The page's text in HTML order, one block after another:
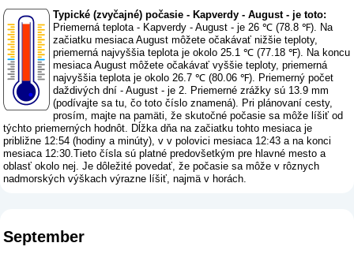
Typické (zvyčajné) počasie - Kapverdy - August - je toto:
Priemerná teplota - Kapverdy - August - je 26 ℃ (78.8 ℉). Na
začiatku mesiaca August môžete očakávať nižšie teploty,
priemerná najvyššia teplota je okolo 25.1 ℃ (77.18 ℉). Na koncu
mesiaca August môžete očakávať vyššie teploty, priemerná
najvyššia teplota je okolo 26.7 ℃ (80.06 ℉). Priemerný počet
daždivých dní - August - je 2. Priemerné zrážky sú 13.9 mm
(podívajte sa tu, čo toto číslo znamená). Pri plánovaní cesty,
prosím, majte na pamäti, že skutočné počasie sa môže líšiť od
týchto priemerných hodnôt. Dĺžka dňa na začiatku tohto mesiaca je
približne 12:54 (hodiny a minúty), v v polovici mesiaca 12:43 a na konci
mesiaca 12:30.Tieto čísla sú platné predovšetkým pre hlavné mesto a
oblasť okolo nej. Je dôležité povedať, že počasie sa môže v rôznych
nadmorských výškach výrazne líšiť, najmä v horách.
September